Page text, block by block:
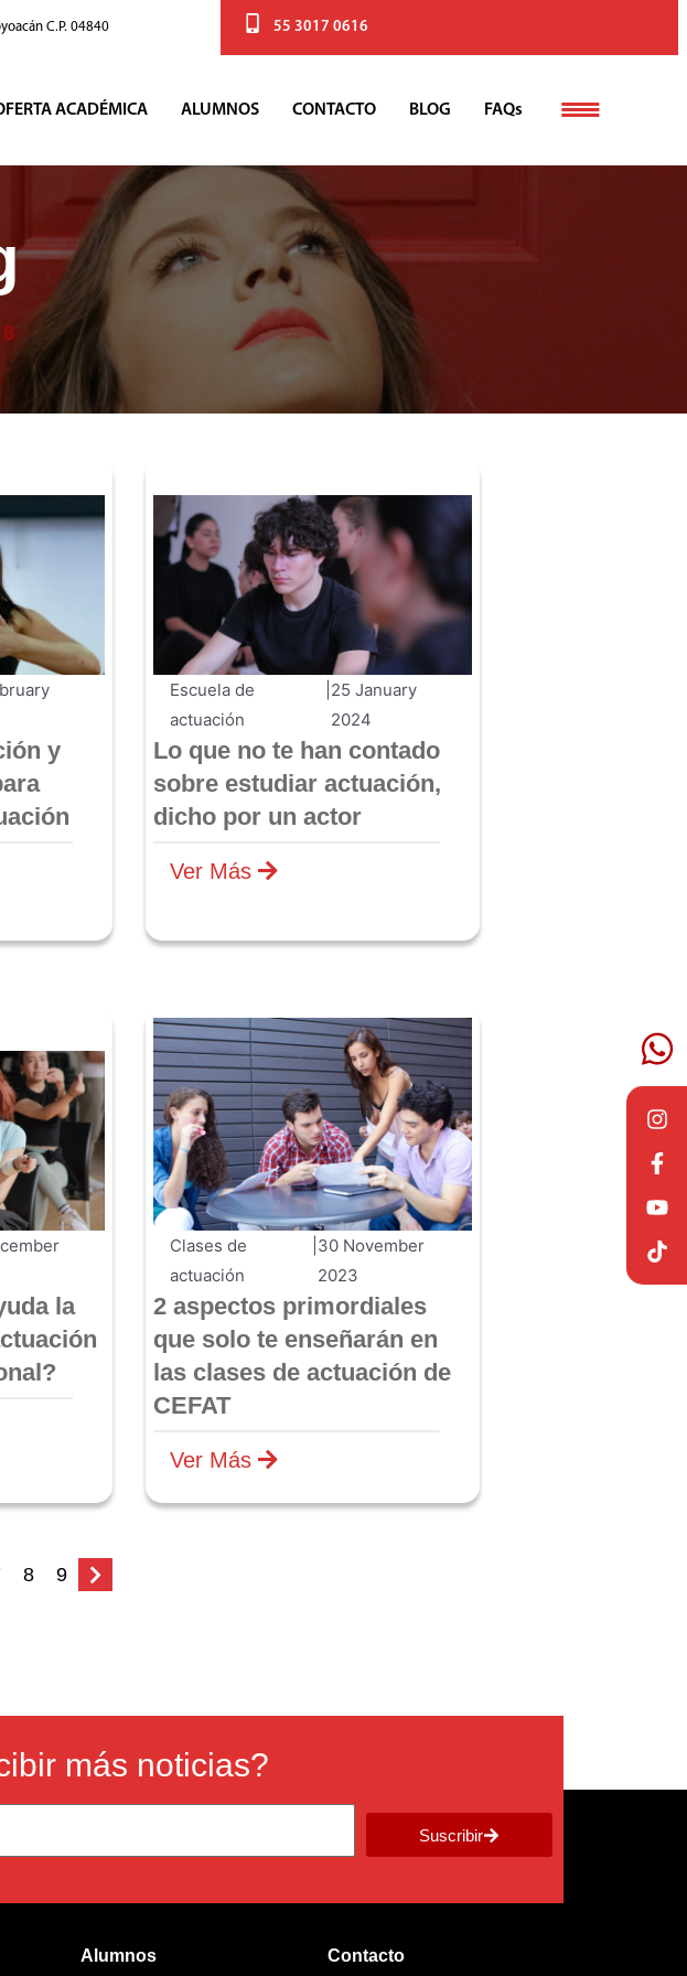
C.P. 04840 55 3017 0616
ACADÉMICA ALUMNOS CONTACTO BLOG FAQs
y
Escuela de
actuación
25 January
2024
Lo que no te han contado
sobre estudiar actuación,
dicho por un actor
Ver Más
la
Clases de
actuación
30 November
2023
2 aspectos primordiales
que solo te enseñarán en
las clases de actuación de
CEFAT
Ver Más
8 9
más noticias?
Suscribir
Alumnos Contacto